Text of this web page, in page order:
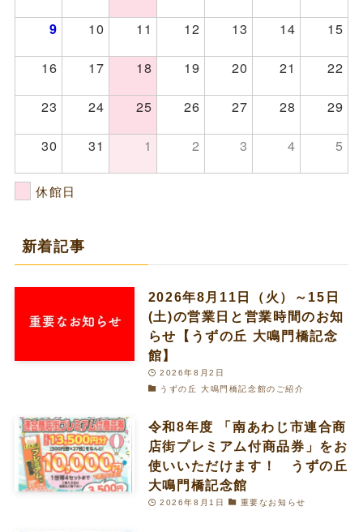
9 10 11 12 13 14
15
16
17 18 19 20 21
22
23
24 25 26 27 28
29
30
31 1 2 3 4 5
休館日
新着記事
2026年8月11日（火）～15日
(土)の営業日と営業時間のお知
らせ【うずの丘 大鳴門橋記念
館】
2026年8月2日
うずの丘 大鳴門橋記念館のご紹介
令和8年度 「南あわじ市連合商
店街プレミアム付商品券」をお
使いいただけます！ うずの丘
大鳴門橋記念館
2026年8月1日 重要なお知らせ